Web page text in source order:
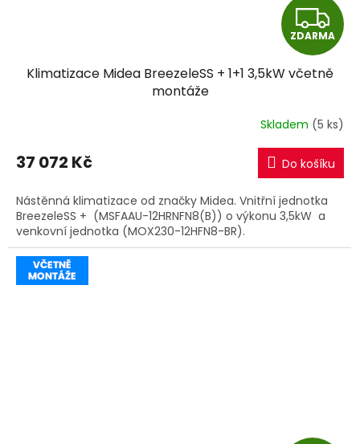
Z
D
A
R
M
A
ZDARMA
Klimatizace Midea BreezeleSS + 1+1 3,5kW včetně
montáže
Skladem (5 ks)
37 072 Kč Do košíku
Nástěnná klimatizace od značky Midea. Vnitřní jednotka
BreezeleSS + (MSFAAU-12HRNFN8(B)) o výkonu 3,5kW a
venkovní jednotka (MOX230-12HFN8-BR).